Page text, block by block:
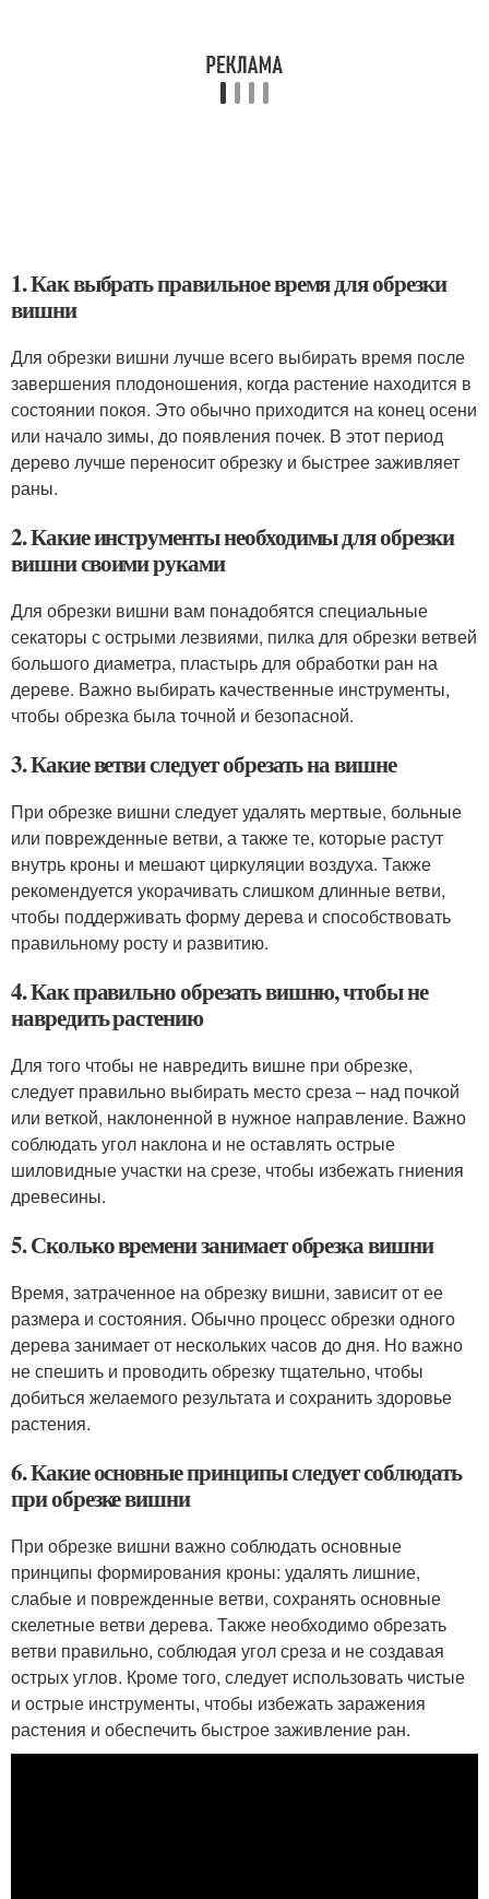
1. Как выбрать правильное время для обрезки
вишни
Для обрезки вишни лучше всего выбирать время после
завершения плодоношения, когда растение находится в
состоянии покоя. Это обычно приходится на конец осени
или начало зимы, до появления почек. В этот период
дерево лучше переносит обрезку и быстрее заживляет
раны.
2. Какие инструменты необходимы для обрезки
вишни своими руками
Для обрезки вишни вам понадобятся специальные
секаторы с острыми лезвиями, пилка для обрезки ветвей
большого диаметра, пластырь для обработки ран на
дереве. Важно выбирать качественные инструменты,
чтобы обрезка была точной и безопасной.
3. Какие ветви следует обрезать на вишне
При обрезке вишни следует удалять мертвые, больные
или поврежденные ветви, а также те, которые растут
внутрь кроны и мешают циркуляции воздуха. Также
рекомендуется укорачивать слишком длинные ветви,
чтобы поддерживать форму дерева и способствовать
правильному росту и развитию.
4. Как правильно обрезать вишню, чтобы не
навредить растению
Для того чтобы не навредить вишне при обрезке,
следует правильно выбирать место среза – над почкой
или веткой, наклоненной в нужное направление. Важно
соблюдать угол наклона и не оставлять острые
шиловидные участки на срезе, чтобы избежать гниения
древесины.
5. Сколько времени занимает обрезка вишни
Время, затраченное на обрезку вишни, зависит от ее
размера и состояния. Обычно процесс обрезки одного
дерева занимает от нескольких часов до дня. Но важно
не спешить и проводить обрезку тщательно, чтобы
добиться желаемого результата и сохранить здоровье
растения.
6. Какие основные принципы следует соблюдать
при обрезке вишни
При обрезке вишни важно соблюдать основные
принципы формирования кроны: удалять лишние,
слабые и поврежденные ветви, сохранять основные
скелетные ветви дерева. Также необходимо обрезать
ветви правильно, соблюдая угол среза и не создавая
острых углов. Кроме того, следует использовать чистые
и острые инструменты, чтобы избежать заражения
растения и обеспечить быстрое заживление ран.